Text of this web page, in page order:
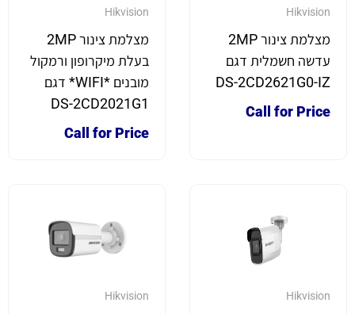
Hikvision
מצלמת צינור 2MP
עדשה חשמלית דגם
DS-2CD2621G0-IZ
Call for Price
Hikvision
מצלמת צינור 2MP
בעלת מיקרופון ורמקול
מובנים *WIFI* דגם
DS-2CD2021G1
Call for Price
Hikvision
Hikvision